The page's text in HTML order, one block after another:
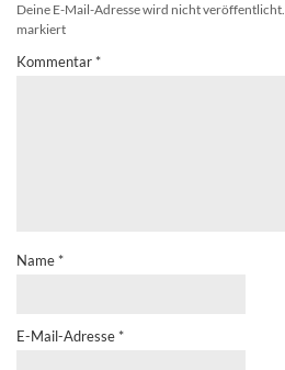
Deine E-Mail-Adresse wird nicht veröffentlicht.
markiert
Kommentar *
Name *
E-Mail-Adresse *